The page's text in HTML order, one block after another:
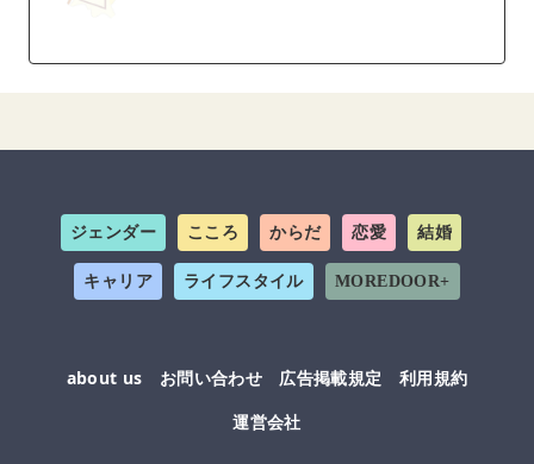
ジェンダー こころ からだ 恋愛 結婚
キャリア ライフスタイル MOREDOOR+
about us お問い合わせ 広告掲載規定
利用規約
運営会社